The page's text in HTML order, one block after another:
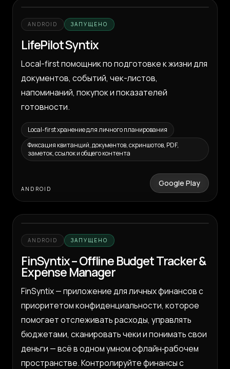
ANDROID ЗАПУЩЕНО
LifePilot Syntix
Local-first помощник по подготовке к жизни для
документов, событий, чек-листов,
напоминаний, покупок и показателей
готовности.
Local-first хранение для личного планирования
Фиксация квитанций, документов, скриншотов, PDF,
заметок, ссылок и общего контента
ANDROID
Google Play
ANDROID ЗАПУЩЕНО
FinSyntix – Offline Budget Tracker &
Expense Manager
FinSyntix — приложение для личных финансов с
приоритетом конфиденциальности, которое
помогает отслеживать расходы, управлять
бюджетами, сканировать чеки и понимать свои
деньги — всё в одном умном офлайн‑рабочем
пространстве. Контролируйте финансы с